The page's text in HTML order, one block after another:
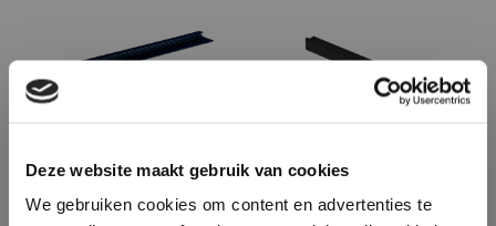
Deze website maakt gebruik van cookies
We gebruiken cookies om content en advertenties te